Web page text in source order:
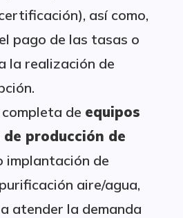
así como,
pago de las tasas o
la realización de
de equipos
producción de
implantación de
aire/agua,
atender la demanda